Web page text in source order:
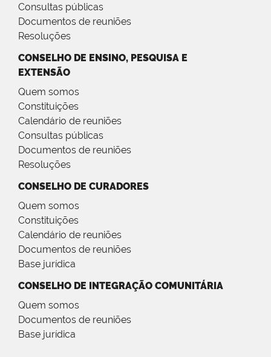
Consultas públicas
Documentos de reuniões
Resoluções
CONSELHO DE ENSINO, PESQUISA E
EXTENSÃO
Quem somos
Constituições
Calendário de reuniões
Consultas públicas
Documentos de reuniões
Resoluções
CONSELHO DE CURADORES
Quem somos
Constituições
Calendário de reuniões
Documentos de reuniões
Base jurídica
CONSELHO DE INTEGRAÇÃO COMUNITÁRIA
Quem somos
Documentos de reuniões
Base jurídica